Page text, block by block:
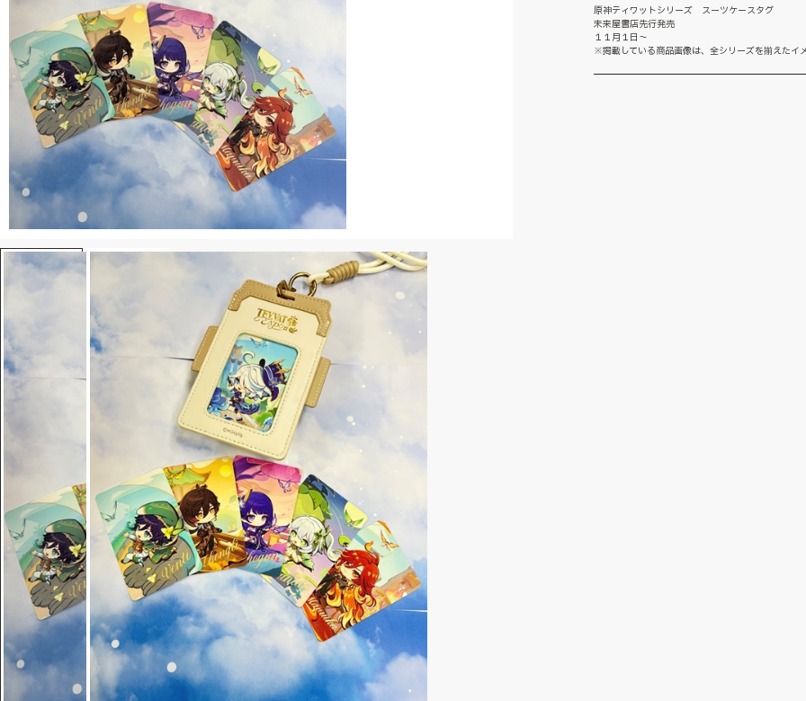
原神ティワットシリーズ スーツケースタグ
未来屋書店先行発売
１１月１日～
※掲載している商品画像は、全シリーズを揃えたイ